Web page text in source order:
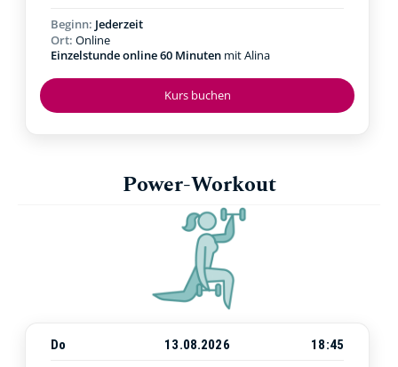
Kurs buchen
Beginn: Jederzeit
Ort: Online
Einzelstunde online 60 Minuten mit Alina
Power-Workout
Do 13.08.2026
18:45